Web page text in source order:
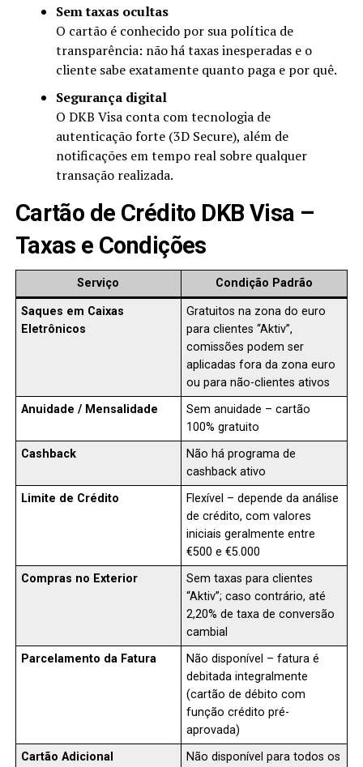
Sem taxas ocultas
O cartão é conhecido por sua política de
transparência: não há taxas inesperadas e o
cliente sabe exatamente quanto paga e por quê.
Segurança digital
O DKB Visa conta com tecnologia de
autenticação forte (3D Secure), além de
notificações em tempo real sobre qualquer
transação realizada.
Cartão de Crédito DKB Visa –
Taxas e Condições
Serviço Condição Padrão
Saques em Caixas
Eletrônicos
Gratuitos na zona do euro
para clientes “Aktiv”,
comissões podem ser
aplicadas fora da zona euro
ou para não-clientes ativos
Anuidade / Mensalidade
Sem anuidade – cartão
100% gratuito
Cashback
Não há programa de
cashback ativo
Limite de Crédito
Flexível – depende da análise
de crédito, com valores
iniciais geralmente entre
€500 e €5.000
Compras no Exterior
Sem taxas para clientes
“Aktiv”; caso contrário, até
2,20% de taxa de conversão
cambial
Parcelamento da Fatura
Não disponível – fatura é
debitada integralmente
(cartão de débito com
função crédito pré-
aprovada)
Cartão Adicional
Não disponível para todos os